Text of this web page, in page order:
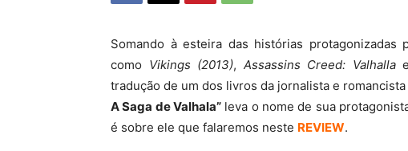
Somando à esteira das histórias
como Vikings (2013), Assassins Creed: Valhalla
tradução de um dos livros da jornalista e romancista
A Saga de Valhala” leva o nome de sua
é sobre ele que falaremos neste REVIEW.